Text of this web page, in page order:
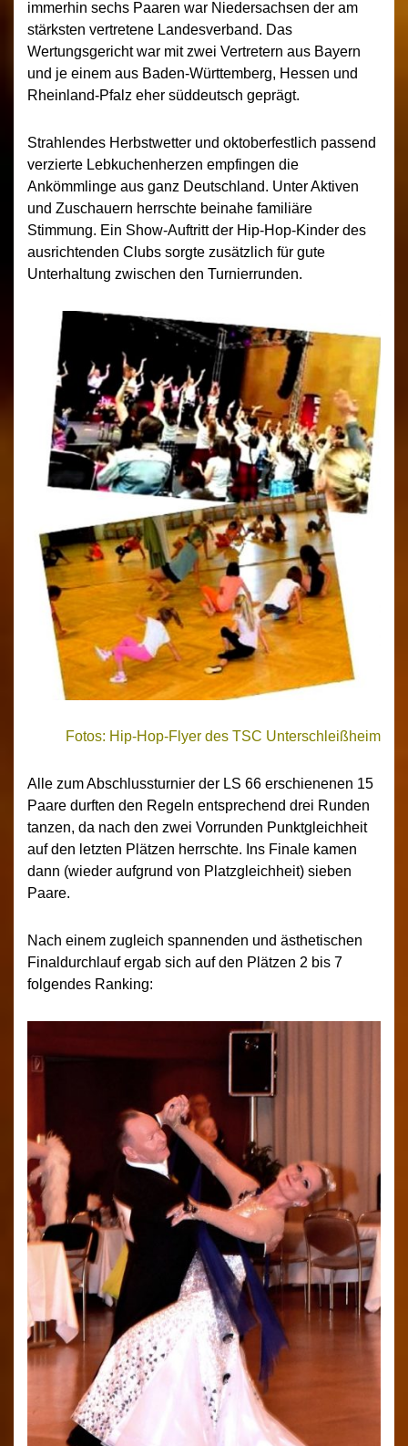
immerhin sechs Paaren war Niedersachsen der am
stärksten vertretene Landesverband. Das
Wertungsgericht war mit zwei Vertretern aus Bayern
und je einem aus Baden-Württemberg, Hessen und
Rheinland-Pfalz eher süddeutsch geprägt.
Strahlendes Herbstwetter und oktoberfestlich passend
verzierte Lebkuchenherzen empfingen die
Ankömmlinge aus ganz Deutschland. Unter Aktiven
und Zuschauern herrschte beinahe familiäre
Stimmung. Ein Show-Auftritt der Hip-Hop-Kinder des
ausrichtenden Clubs sorgte zusätzlich für gute
Unterhaltung zwischen den Turnierrunden.
Fotos: Hip-Hop-Flyer des TSC Unterschleißheim
Alle zum Abschlussturnier der LS 66 erschienenen 15
Paare durften den Regeln entsprechend drei Runden
tanzen, da nach den zwei Vorrunden Punktgleichheit
auf den letzten Plätzen herrschte. Ins Finale kamen
dann (wieder aufgrund von Platzgleichheit) sieben
Paare.
Nach einem zugleich spannenden und ästhetischen
Finaldurchlauf ergab sich auf den Plätzen 2 bis 7
folgendes Ranking: